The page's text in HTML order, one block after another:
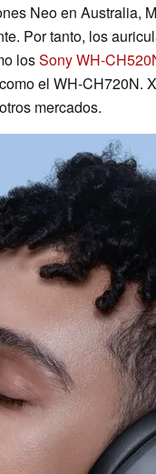
Neo en Australia,
Por tanto, los
losSony WH-
el WH-CH720N.
mercados.